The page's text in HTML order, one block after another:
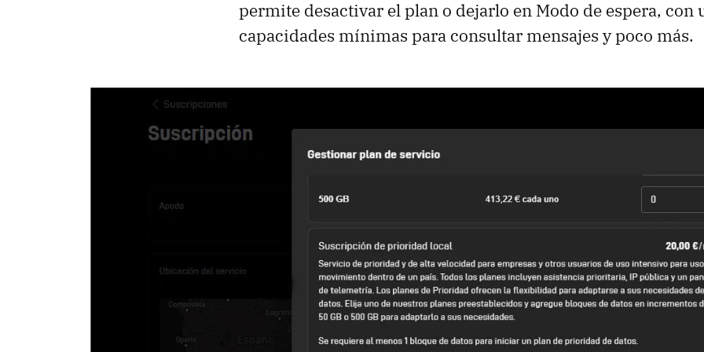
permite desactivar el plan o dejarlo en Modo de espera, con
capacidades mínimas para consultar mensajes y poco más.